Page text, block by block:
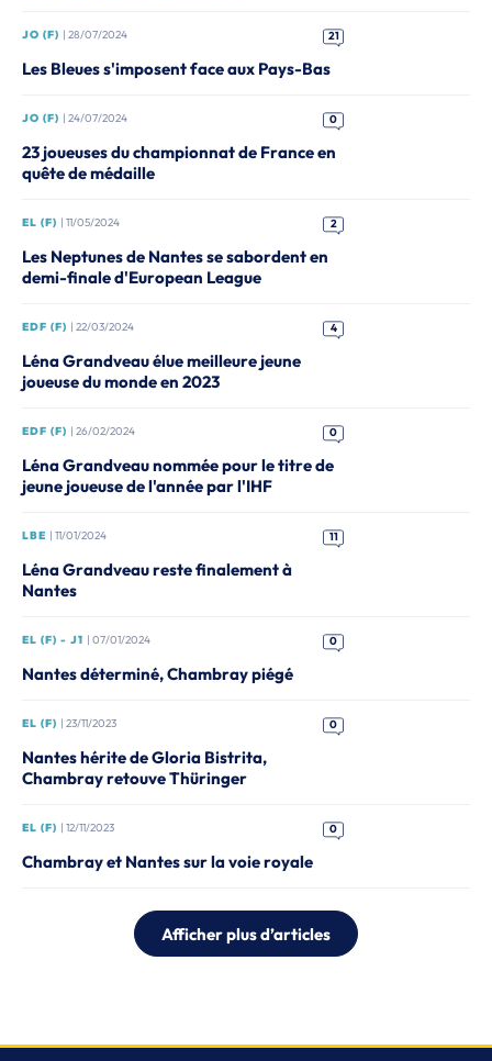
JO (F) | 28/07/2024 21
Les Bleues s'imposent face aux Pays-Bas
JO (F) | 24/07/2024 0
23 joueuses du championnat de France en
quête de médaille
EL (F) | 11/05/2024 2
Les Neptunes de Nantes se sabordent en
demi-finale d'European League
EDF (F) | 22/03/2024 4
Léna Grandveau élue meilleure jeune
joueuse du monde en 2023
EDF (F) | 26/02/2024 0
Léna Grandveau nommée pour le titre de
jeune joueuse de l'année par l'IHF
LBE | 11/01/2024 11
Léna Grandveau reste finalement à
Nantes
EL (F) - J1 | 07/01/2024 0
Nantes déterminé, Chambray piégé
EL (F) | 23/11/2023 0
Nantes hérite de Gloria Bistrita,
Chambray retouve Thüringer
EL (F) | 12/11/2023 0
Chambray et Nantes sur la voie royale
Afficher plus d’articles